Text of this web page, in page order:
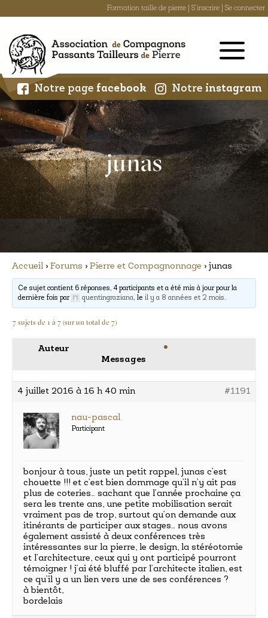
Formation taille de pierre S'inscrire Se connecter
content
Notre page facebook Notre instagram
junas
Accueil › Forums › Pierre et Compagnonnage › junas
Ce sujet contient 6 réponses, 4 participants et a été mis à jour pour la
dernière fois par
quentingraziana, leil y a 8 années et 2 mois.
7 sujets de 1 à 7 (sur un total de 7)
Auteur
Messages
4 juillet 2016 à 16 h 40 min #1191
nau-pascal
Participant
bonjour à tous, juste un petit rappel, junas c’est
chouette !!! et c’est bien dommage qu’il n’y ait pas
plus de coteries… sachant que l’année prochaine ça
sera les trente ans, une petite mobilisation serait
vraiment pas de trop, surtout qu’on demande aux
itinérants de participer aux stages… nous avons
également assisté à deux conférences très
intéressantes sur la pierre, le design, la stéréotomie
et l’architecture, ceux qui y ont participé pourront
témoigner ! j’ai été bluffé par l’architecte italien, est
ce qu’il y a un lien vers une de ses conférences ?
à bientôt,
bordelais